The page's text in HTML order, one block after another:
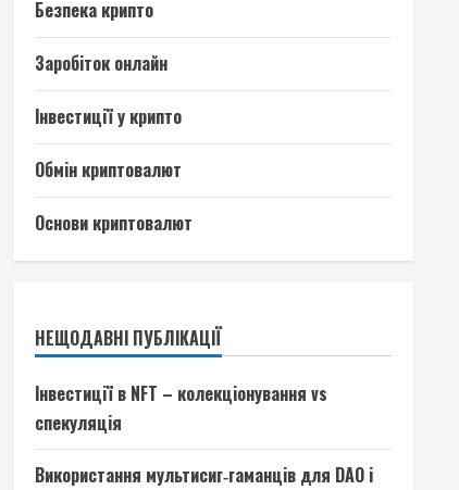
Безпека крипто
Заробіток онлайн
Інвестиції у крипто
Обмін криптовалют
Основи криптовалют
НЕЩОДАВНІ ПУБЛІКАЦІЇ
Інвестиції в NFT – колекціонування vs
спекуляція
Використання мультисиг‑гаманців для DAO і